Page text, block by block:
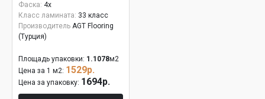
Фаска: 4x
Класс ламината: 33 класс
Производитель AGT Flooring
(Турция)
Площадь упаковки: 1.1078м2
Цена за 1 м2: 1529р.
Цена за упаковку: 1694р.